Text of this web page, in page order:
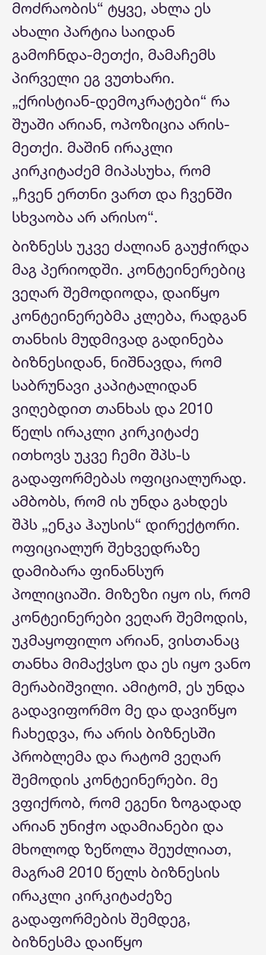
მოძრაობის“ ტყვე, ახლა ეს
ახალი პარტია საიდან
გამოჩნდა-მეთქი, მამაჩემს
პირველი ეგ ვუთხარი.
„ქრისტიან-დემოკრატები“ რა
შუაში არიან, ოპოზიცია არის-
მეთქი. მაშინ ირაკლი
კირკიტაძემ მიპასუხა, რომ
„ჩვენ ერთნი ვართ და ჩვენში
სხვაობა არ არისო“.
ბიზნესს უკვე ძალიან გაუჭირდა
მაგ პერიოდში. კონტეინერებიც
ვეღარ შემოდიოდა, დაიწყო
კონტეინერებმა კლება, რადგან
თანხის მუდმივად გადინება
ბიზნესიდან, ნიშნავდა, რომ
საბრუნავი კაპიტალიდან
ვიღებდით თანხას და 2010
წელს ირაკლი კირკიტაძე
ითხოვს უკვე ჩემი შპს-ს
გადაფორმებას ოფიციალურად.
ამბობს, რომ ის უნდა გახდეს
შპს „ენკა ჰაუსის“ დირექტორი.
ოფიციალურ შეხვედრაზე
დამიბარა ფინანსურ
პოლიციაში. მიზეზი იყო ის, რომ
კონტეინერები ვეღარ შემოდის,
უკმაყოფილო არიან, ვისთანაც
თანხა მიმაქვსო და ეს იყო ვანო
მერაბიშვილი. ამიტომ, ეს უნდა
გადავიფორმო მე და დავიწყო
ჩახედვა, რა არის ბიზნესში
პრობლემა და რატომ ვეღარ
შემოდის კონტეინერები. მე
ვფიქრობ, რომ ეგენი ზოგადად
არიან უნიჭო ადამიანები და
მხოლოდ ზეწოლა შეუძლიათ,
მაგრამ 2010 წელს ბიზნესის
ირაკლი კირკიტაძეზე
გადაფორმების შემდეგ,
ბიზნესმა დაიწყო